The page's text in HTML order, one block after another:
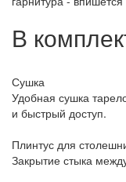
В
Сушка
Удобная сушка
и быстрый доступ.
Плинтус для
Закрытие стыка